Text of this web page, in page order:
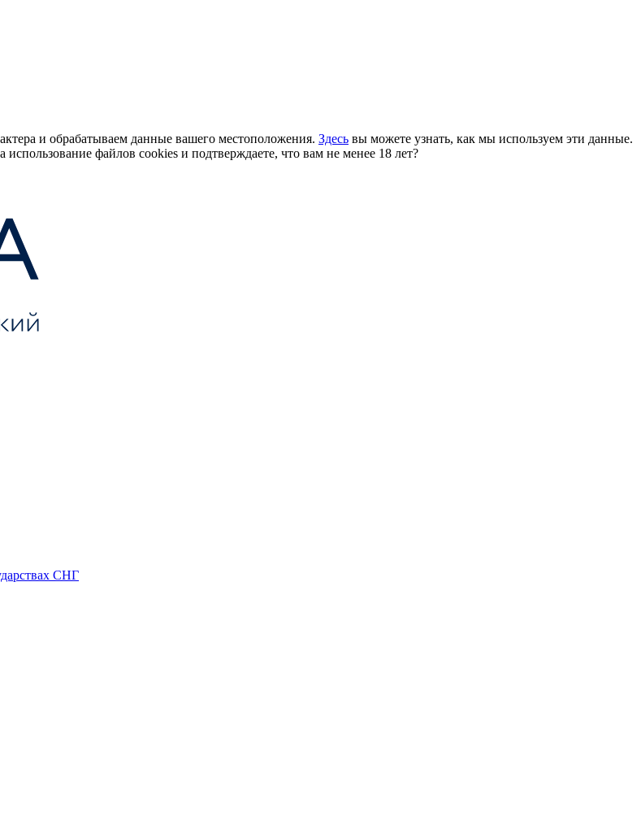
и обрабатываем данные вашего местоположения. Здесь вы можете узнать, как мы используем эти данные.
файлов cookies и подтверждаете, что вам не менее 18 лет?
СНГ